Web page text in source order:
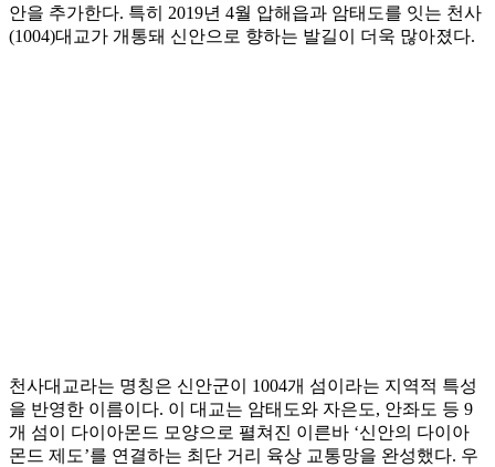
안을 추가한다. 특히 2019년 4월 압해읍과 암태도를 잇는 천사
(1004)대교가 개통돼 신안으로 향하는 발길이 더욱 많아졌다.
천사대교라는 명칭은 신안군이 1004개 섬이라는 지역적 특성
을 반영한 이름이다. 이 대교는 암태도와 자은도, 안좌도 등 9
개 섬이 다이아몬드 모양으로 펼쳐진 이른바 ‘신안의 다이아
몬드 제도’를 연결하는 최단 거리 육상 교통망을 완성했다. 우